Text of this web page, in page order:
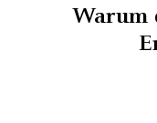
Warum